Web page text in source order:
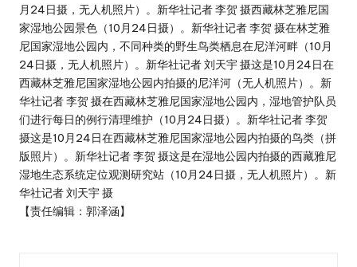
月24日摄，无人机照片）。新华社记者 李贺 摄西藏林芝雅尼国
家湿地公园景色（10月24日摄）。新华社记者 李贺 摄在林芝雅
尼国家湿地公园内，不同种类的野生鸟类栖息在尼洋河畔（10月
24日摄，无人机照片）。新华社记者 刘天宇 摄这是10月24日在
西藏林芝雅尼国家湿地公园内拍摄的尼洋河（无人机照片）。新
华社记者 李贺 摄在西藏林芝雅尼国家湿地公园内，湿地管护队员
们进行每日的例行清理维护（10月24日摄）。新华社记者 李贺
摄这是10月24日在西藏林芝雅尼国家湿地公园内拍摄的鸟类（拼
版照片）。新华社记者 李贺 摄这是在湿地公园内拍摄的西藏雅尼
湿地生态系统定位观测研究站（10月24日摄，无人机照片）。新
华社记者 刘天宇 摄
【责任编辑：郭泽涵】